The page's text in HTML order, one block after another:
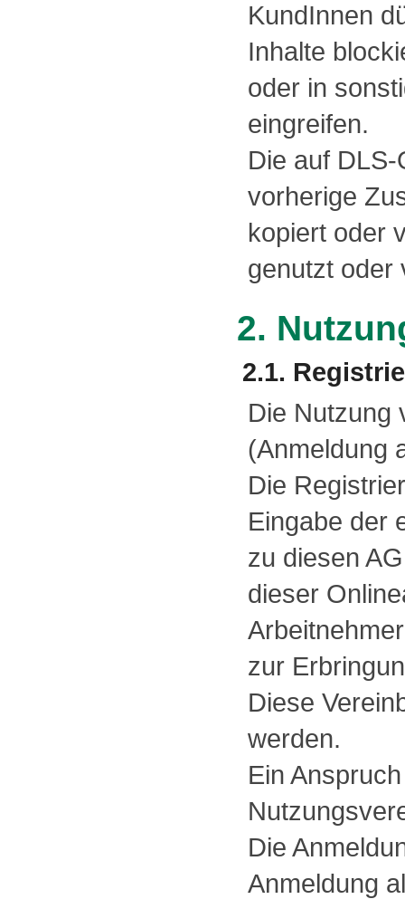
KundInnen
Inhalte
oder in
eingreifen.
Die auf
vorherige
kopiert oder
genutzt oder
2.
2.1.
Die Nutzung
(Anmeldung
Die
Eingabe der
zu diesen
dieser
zur
Diese
werden.
Ein
Die
Anmeldung